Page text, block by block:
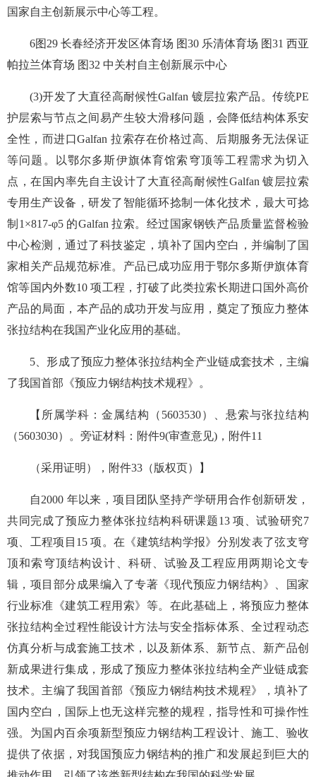
国家自主创新展示中心等工程。
6图29 长春经济开发区体育场 图30 乐清体育场 图31 西亚
帕拉兰体育场 图32 中关村自主创新展示中心
(3)开发了大直径高耐候性Galfan 镀层拉索产品。传统PE
护层索与节点之间易产生较大滑移问题，会降低结构体系安
全性，而进口Galfan 拉索存在价格过高、后期服务无法保证
等问题。以鄂尔多斯伊旗体育馆索穹顶等工程需求为切入
点，在国内率先自主设计了大直径高耐候性Galfan 镀层拉索
专用生产设备，研发了智能循环捻制一体化技术，最大可捻
制1×817-φ5 的Galfan 拉索。经过国家钢铁产品质量监督检验
中心检测，通过了科技鉴定，填补了国内空白，并编制了国
家相关产品规范标准。产品已成功应用于鄂尔多斯伊旗体育
馆等国内外数10 项工程，打破了此类拉索长期进口国外高价
产品的局面，本产品的成功开发与应用，奠定了预应力整体
张拉结构在我国产业化应用的基础。
5、形成了预应力整体张拉结构全产业链成套技术，主编
了我国首部《预应力钢结构技术规程》。
【所属学科：金属结构（5603530）、悬索与张拉结构
（5603030）。旁证材料：附件9(审查意见)，附件11
（采用证明），附件33（版权页）】
自2000 年以来，项目团队坚持产学研用合作创新研发，
共同完成了预应力整体张拉结构科研课题13 项、试验研究7
项、工程项目15 项。在《建筑结构学报》分别发表了弦支穹
顶和索穹顶结构设计、科研、试验及工程应用两期论文专
辑，项目部分成果编入了专著《现代预应力钢结构》、国家
行业标准《建筑工程用索》等。在此基础上，将预应力整体
张拉结构全过程性能设计方法与安全指标体系、全过程动态
仿真分析与成套施工技术，以及新体系、新节点、新产品创
新成果进行集成，形成了预应力整体张拉结构全产业链成套
技术。主编了我国首部《预应力钢结构技术规程》，填补了
国内空白，国际上也无这样完整的规程，指导性和可操作性
强。为国内百余项新型预应力钢结构工程设计、施工、验收
提供了依据，对我国预应力钢结构的推广和发展起到巨大的